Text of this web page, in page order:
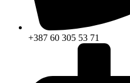
+387 60 305 53 71